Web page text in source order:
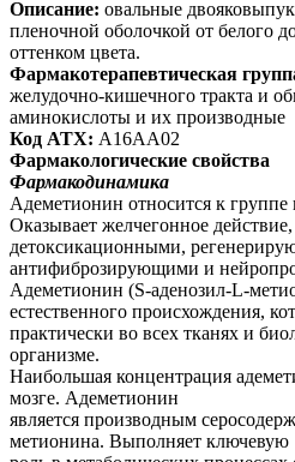
Описание: овальные
пленочной оболочкой от белого
оттенком цвета.
Фармакотерапевтическая
желудочно-кишечного тракта и
аминокислоты и их производные
Код АТХ: А16АА02
Фармакологические свойства
Фармакодинамика
Адеметионин относится к группе
Оказывает желчегонное действие,
детоксикационными,
антифиброзирующими и
Адеметионин (S-аденозил-L-
естественного происхождения,
практически во всех тканях и
организме.
Наибольшая концентрация
мозге. Адеметионин
является производным
метионина. Выполняет ключевую